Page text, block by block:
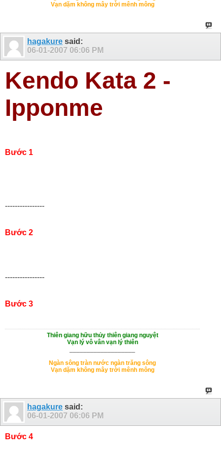
Vạn dặm không mây trời mênh mông
hagakure said:
06-01-2007 06:06 PM
Kendo Kata 2 -
Ipponme
Bước 1
----------------
Bước 2
----------------
Bước 3
Thiên giang hữu thủy thiên giang nguyệt
Vạn lý vô vân vạn lý thiên
Ngàn sông tràn nước ngàn trăng sông
Vạn dặm không mây trời mênh mông
hagakure said:
06-01-2007 06:06 PM
Bước 4